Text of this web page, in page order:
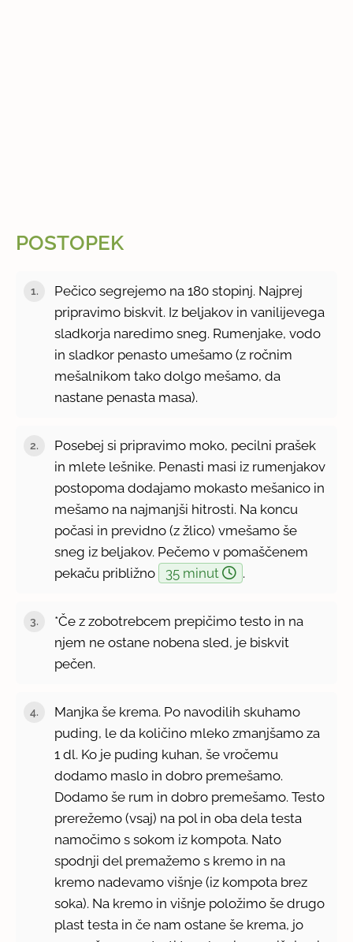
POSTOPEK
Pečico segrejemo na 180 stopinj. Najprej
pripravimo biskvit. Iz beljakov in vanilijevega
sladkorja naredimo sneg. Rumenjake, vodo
in sladkor penasto umešamo (z ročnim
mešalnikom tako dolgo mešamo, da
nastane penasta masa).
Posebej si pripravimo moko, pecilni prašek
in mlete lešnike. Penasti masi iz rumenjakov
postopoma dodajamo mokasto mešanico in
mešamo na najmanjši hitrosti. Na koncu
počasi in previdno (z žlico) vmešamo še
sneg iz beljakov. Pečemo v pomaščenem
pekaču približno
35 minut .
*Če z zobotrebcem prepičimo testo in na
njem ne ostane nobena sled, je biskvit
pečen.
Manjka še krema. Po navodilih skuhamo
puding, le da količino mleko zmanjšamo za
1 dl. Ko je puding kuhan, še vročemu
dodamo maslo in dobro premešamo.
Dodamo še rum in dobro premešamo. Testo
prerežemo (vsaj) na pol in oba dela testa
namočimo s sokom iz kompota. Nato
spodnji del premažemo s kremo in na
kremo nadevamo višnje (iz kompota brez
soka). Na kremo in višnje položimo še drugo
plast testa in če nam ostane še krema, jo